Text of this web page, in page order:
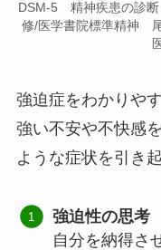
DSM-5 精神疾患の診
修/医学書院標準精神
強迫症をわかりや
強い不安や不快感
ような症状を引き
強迫性の思考
自分を納得さ